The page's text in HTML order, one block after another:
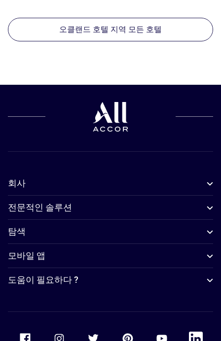
오클랜드 호텔 지역 모든 호텔
회사
전문적인 솔루션
탐색
모바일 앱
도움이 필요하다 ?
Accor Youtube
Accor